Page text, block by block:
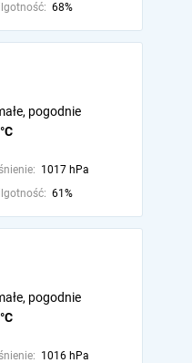
68%
pogodnie
1017 hPa
61%
pogodnie
1016 hPa